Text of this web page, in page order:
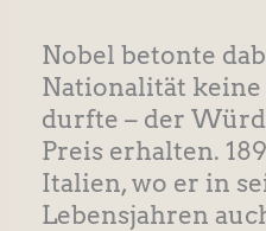
Nobel betonte
Nationalität
durfte – der
Preis erhalten.
Italien, wo er in
Lebensjahren